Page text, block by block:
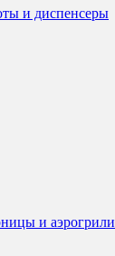
и диспенсеры
и аэрогрили